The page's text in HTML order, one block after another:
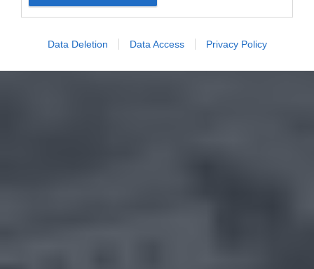
Data Deletion Data Access Privacy Policy